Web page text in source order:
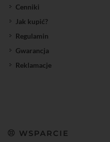
Cenniki
Jak kupić?
Regulamin
Gwarancja
Reklamacje
WSPARCIE